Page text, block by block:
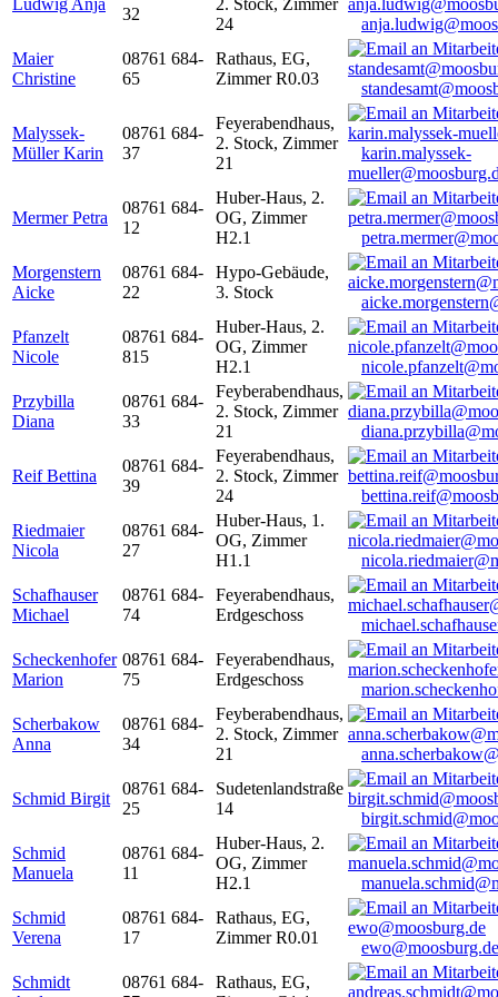
Ludwig Anja
32
2. Stock, Zimmer
24
Maier
Christine
08761 684-
65
Rathaus, EG,
Zimmer R0.03
Malyssek-
Müller Karin
08761 684-
37
Feyerabendhaus,
2. Stock, Zimmer
21
karin.malyssek-
Mermer Petra
08761 684-
12
Huber-Haus, 2.
OG, Zimmer
H2.1
Morgenstern
Aicke
08761 684-
22
Hypo-Gebäude,
3. Stock
Pfanzelt
Nicole
08761 684-
815
Huber-Haus, 2.
OG, Zimmer
H2.1
Przybilla
Diana
08761 684-
33
Feyberabendhaus,
2. Stock, Zimmer
21
Reif Bettina
08761 684-
39
Feyerabendhaus,
2. Stock, Zimmer
24
Riedmaier
Nicola
08761 684-
27
Huber-Haus, 1.
OG, Zimmer
H1.1
Schafhauser
Michael
08761 684-
74
Feyerabendhaus,
Erdgeschoss
Scheckenhofer
Marion
08761 684-
75
Feyerabendhaus,
Erdgeschoss
Scherbakow
Anna
08761 684-
34
Feyberabendhaus,
2. Stock, Zimmer
21
Schmid Birgit
08761 684-
25
Sudetenlandstraße
14
Schmid
Manuela
08761 684-
11
Huber-Haus, 2.
OG, Zimmer
H2.1
Schmid
Verena
08761 684-
17
Rathaus, EG,
Zimmer R0.01
ewo@moosburg.de
Schmidt
08761 684-
Rathaus, EG,